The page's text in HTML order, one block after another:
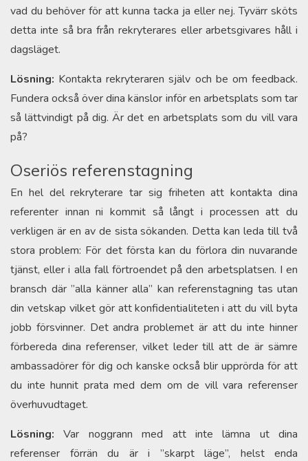
vad du behöver för att kunna tacka ja eller nej. Tyvärr sköts
detta inte så bra från rekryterares eller arbetsgivares håll i
dagsläget.
Lösning: Kontakta rekryteraren själv och be om feedback.
Fundera också över dina känslor inför en arbetsplats som tar
så lättvindigt på dig. Är det en arbetsplats som du vill vara
på?
Oseriös referenstagning
En hel del rekryterare tar sig friheten att kontakta dina
referenter innan ni kommit så långt i processen att du
verkligen är en av de sista sökanden. Detta kan leda till två
stora problem: För det första kan du förlora din nuvarande
tjänst, eller i alla fall förtroendet på den arbetsplatsen. I en
bransch där ”alla känner alla” kan referenstagning tas utan
din vetskap vilket gör att konfidentialiteten i att du vill byta
jobb försvinner. Det andra problemet är att du inte hinner
förbereda dina referenser, vilket leder till att de är sämre
ambassadörer för dig och kanske också blir upprörda för att
du inte hunnit prata med dem om de vill vara referenser
överhuvudtaget.
Lösning: Var noggrann med att inte lämna ut dina
referenser förrän du är i ”skarpt läge”, helst enda